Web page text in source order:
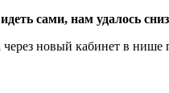
сами, нам удалось